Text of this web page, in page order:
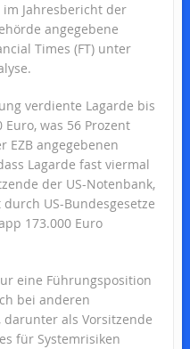
Jahresbericht der
angegebene
Times (FT) unter
verdiente Lagarde bis
Euro, was 56 Prozent
EZB angegebenen
Lagarde fast viermal
der US-Notenbank,
US-Bundesgesetze
173.000 Euro
eine Führungsposition
bei anderen
als Vorsitzende
für Systemrisiken